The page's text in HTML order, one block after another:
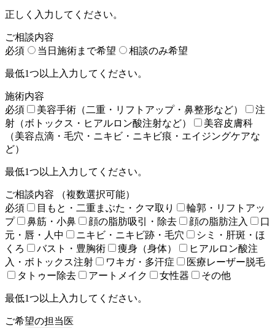
正しく入力してください。
ご相談内容
必須
当日施術まで希望 相談のみ希望
最低1つ以上入力してください。
施術内容
必須
美容手術（二重・リフトアップ・鼻整形など）
注
射（ボトックス・ヒアルロン酸注射など）
美容皮膚科
（美容点滴・毛穴・ニキビ・ニキビ痕・エイジングケアな
ど）
最低1つ以上入力してください。
ご相談内容
（複数選択可能）
必須
目もと・二重まぶた・クマ取り
輪郭・リフトアッ
プ
鼻筋・小鼻 顔の脂肪吸引・除去 顔の脂肪注入
口
元・唇・人中
ニキビ・ニキビ跡・毛穴
シミ・肝斑・ほ
くろ
バスト・豊胸術 痩身（身体）
ヒアルロン酸注
入・ボトックス注射
ワキガ・多汗症
医療レーザー脱毛
タトゥー除去
アートメイク 女性器 その他
最低1つ以上入力してください。
ご希望の担当医